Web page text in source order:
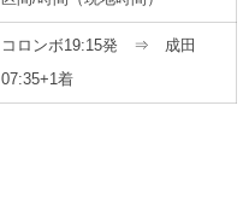
コロンボ19:15発 ⇒ 成田
07:35+1着